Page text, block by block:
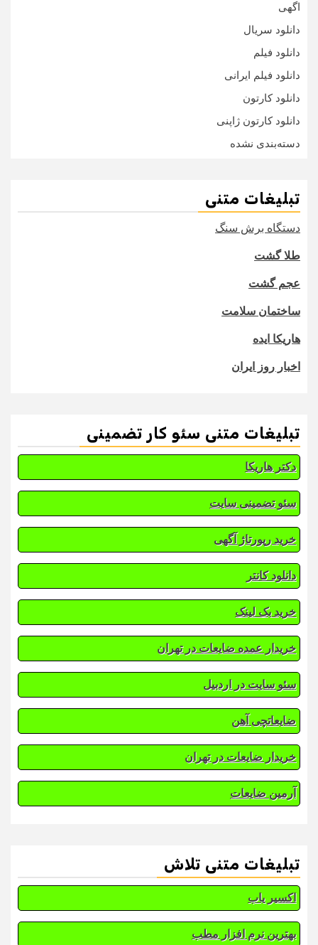
اگهی
دانلود سریال
دانلود فیلم
دانلود فیلم ایرانی
دانلود کارتون
دانلود کارتون ژاپنی
دسته‌بندی نشده
تبلیغات متنی
دستگاه برش سنگ
طلا گشت
عجم گشت
ساختمان سلامت
هاریکا ایده
اخبار روز ایران
تبلیغات متنی سئو کار تضمینی
دکتر هاریکا
سئو تضمینی سایت
خرید رپورتاژ آگهی
دانلود کانتر
خرید بک لینک
خریدار عمده ضایعات در تهران
سئو سایت در اردبیل
ضایعاتچی آهن
خریدار ضایعات در تهران
آرمین ضایعات
تبلیغات متنی تلاش
اکسیر یاب
بهترین نرم افزار مطب